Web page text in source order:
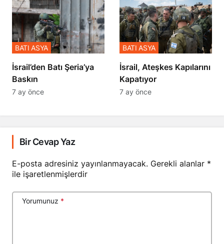
​​​​​​​İsrail’den Batı Şeria’ya
Baskın
BATI ASYA
7 ay önce
İsrail, Ateşkes Kapılarını
Kapatıyor
BATI ASYA
7 ay önce
Bir Cevap Yaz
E-posta adresiniz yayınlanmayacak. Gerekli alanlar *
ile işaretlenmişlerdir
Yorumunuz *